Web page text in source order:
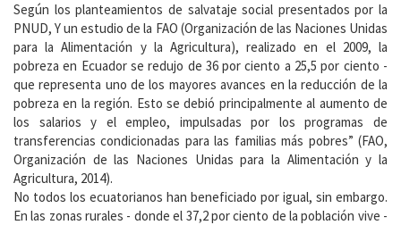
Según los planteamientos de salvataje social presentados por la
PNUD, Y un estudio de la FAO (Organización de las Naciones Unidas
para la Alimentación y la Agricultura), realizado en el 2009, la
pobreza en Ecuador se redujo de 36 por ciento a 25,5 por ciento -
que representa uno de los mayores avances en la reducción de la
pobreza en la región. Esto se debió principalmente al aumento de
los salarios y el empleo, impulsadas por los programas de
transferencias condicionadas para las familias más pobres” (FAO,
Organización de las Naciones Unidas para la Alimentación y la
Agricultura, 2014).
No todos los ecuatorianos han beneficiado por igual, sin embargo.
En las zonas rurales - donde el 37,2 por ciento de la población vive -